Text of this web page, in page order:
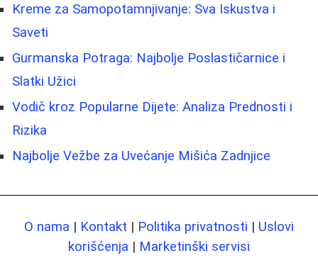
Kreme za Samopotamnjivanje: Sva Iskustva i
Saveti
Gurmanska Potraga: Najbolje Poslastičarnice i
Slatki Užici
Vodič kroz Popularne Dijete: Analiza Prednosti i
Rizika
Najbolje Vežbe za Uvećanje Mišića Zadnjice
O nama | Kontakt | Politika privatnosti | Uslovi
korišćenja | Marketinški servisi